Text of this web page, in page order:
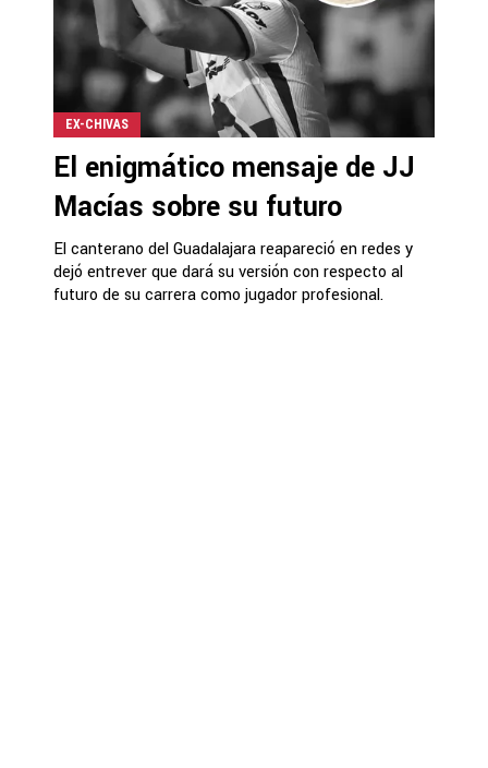
EX-CHIVAS
El enigmático mensaje de JJ
Macías sobre su futuro
El canterano del Guadalajara reapareció en redes y
dejó entrever que dará su versión con respecto al
futuro de su carrera como jugador profesional.